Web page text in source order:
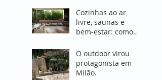
Cozinhas ao ar
livre, saunas e
bem-estar: como
redefiniu o
conceito de viver
fora de casa
O outdoor virou
protagonista em
Milão.